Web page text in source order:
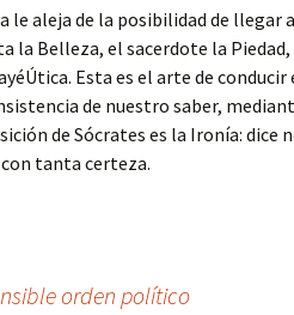
le aleja de la posibilidad de llegar
la Belleza, el sacerdote la
Esta es el arte de conducir
de nuestro saber,
de Sócrates es la Ironía: dice
tanta certeza.
orden político